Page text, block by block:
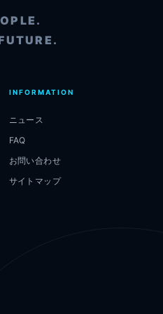
INFORMATION
ニュース
FAQ
お問い合わせ
サイトマップ